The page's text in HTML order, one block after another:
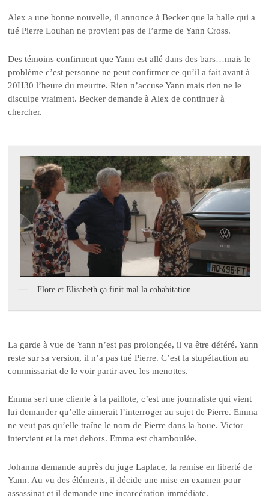
Alex a une bonne nouvelle, il annonce à Becker que la balle qui a
tué Pierre Louhan ne provient pas de l’arme de Yann Cross.
Des témoins confirment que Yann est allé dans des bars…mais le
problème c’est personne ne peut confirmer ce qu’il a fait avant à
20H30 l’heure du meurtre. Rien n’accuse Yann mais rien ne le
disculpe vraiment. Becker demande à Alex de continuer à
chercher.
Flore et Elisabeth ça finit mal la cohabitation
La garde à vue de Yann n’est pas prolongée, il va être déféré. Yann
reste sur sa version, il n’a pas tué Pierre. C’est la stupéfaction au
commissariat de le voir partir avec les menottes.
Emma sert une cliente à la paillote, c’est une journaliste qui vient
lui demander qu’elle aimerait l’interroger au sujet de Pierre. Emma
ne veut pas qu’elle traîne le nom de Pierre dans la boue. Victor
intervient et la met dehors. Emma est chamboulée.
Johanna demande auprès du juge Laplace, la remise en liberté de
Yann. Au vu des éléments, il décide une mise en examen pour
assassinat et il demande une incarcération immédiate.